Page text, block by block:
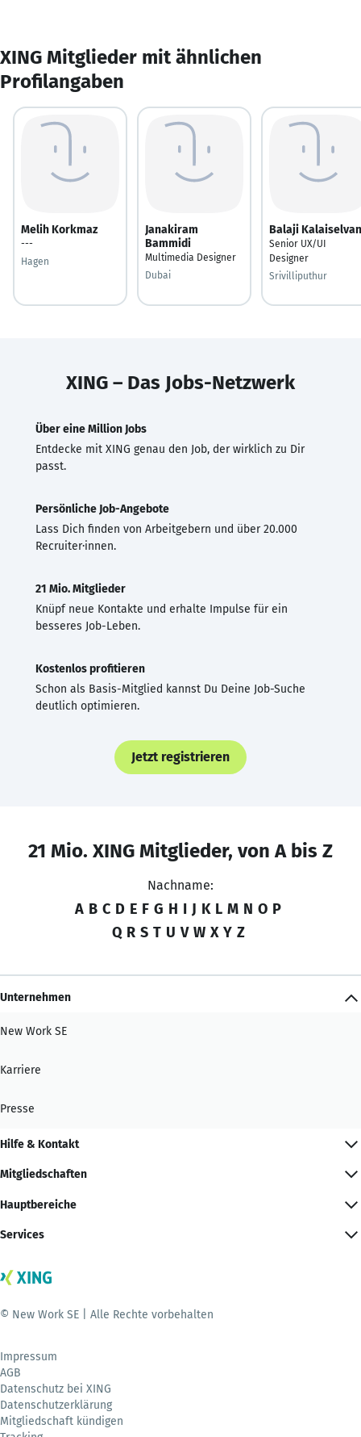
XING Mitglieder mit ähnlichen
Profilangaben
Melih Korkmaz
---
Hagen
Janakiram
Bammidi
Multimedia Designer
Dubai
Balaji Kalaiselvan
Senior UX/UI
Designer
Srivilliputhur
XING – Das Jobs-Netzwerk
Über eine Million Jobs
Entdecke mit XING genau den Job, der wirklich zu Dir
passt.
Persönliche Job-Angebote
Lass Dich finden von Arbeitgebern und über 20.000
Recruiter·innen.
21 Mio. Mitglieder
Knüpf neue Kontakte und erhalte Impulse für ein
besseres Job-Leben.
Kostenlos profitieren
Schon als Basis-Mitglied kannst Du Deine Job-Suche
deutlich optimieren.
Jetzt registrieren
21 Mio. XING Mitglieder, von A bis Z
Nachname:
A B C D E F G H I J K L M N O P
Q R S T U V W X Y Z
Unternehmen
New Work SE
Karriere
Presse
Hilfe & Kontakt
Mitgliedschaften
Hauptbereiche
Services
© New Work SE | Alle Rechte vorbehalten
Impressum
AGB
Datenschutz bei XING
Datenschutzerklärung
Mitgliedschaft kündigen